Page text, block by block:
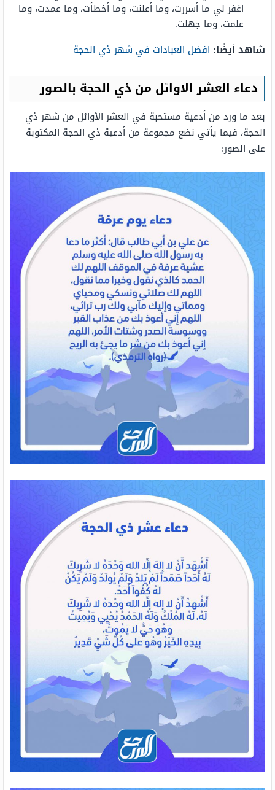
اغفر لي ما أسررت، وما أعلنت، وما أخطأت، وما عمدت، وما
علمت، وما جهلت.
شاهد أيضًا: افضل العبادات في شهر ذي الحجة
دعاء العشر الاوائل من ذي الحجة بالصور
بعد ما ورد من أدعية مستحبة في العشر الأوائل من شهر ذي
الحجة، فيما يأتي نضع مجموعة من أدعية ذي الحجة المكتوبة
على الصور: